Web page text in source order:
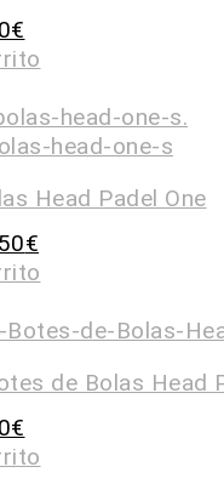
€
Head Padel One
€
de Bolas Head
€